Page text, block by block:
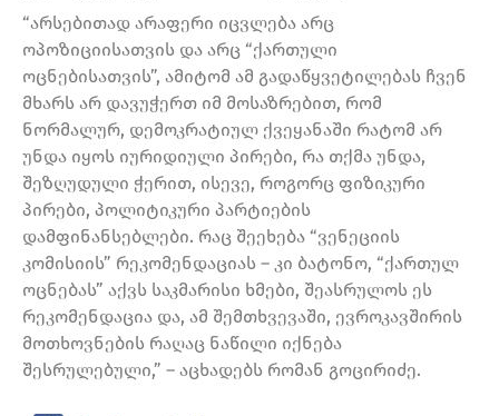
“არსებითად არაფერი იცვლება არც
ოპოზიციისათვის და არც “ქართული
ოცნებისათვის”, ამიტომ ამ გადაწყვეტილებას ჩვენ
მხარს არ დავუჭერთ იმ მოსაზრებით, რომ
ნორმალურ, დემოკრატიულ ქვეყანაში რატომ არ
უნდა იყოს იურიდიული პირები, რა თქმა უნდა,
შეზღუდული ჭერით, ისევე, როგორც ფიზიკური
პირები, პოლიტიკური პარტიების
დამფინანსებლები. რაც შეეხება “ვენეციის
კომისიის” რეკომენდაციას – კი ბატონო, “ქართულ
ოცნებას” აქვს საკმარისი ხმები, შეასრულოს ეს
რეკომენდაცია და, ამ შემთხვევაში, ევროკავშირის
მოთხოვნების რაღაც ნაწილი იქნება
შესრულებული,” – აცხადებს რომან გოცირიძე.